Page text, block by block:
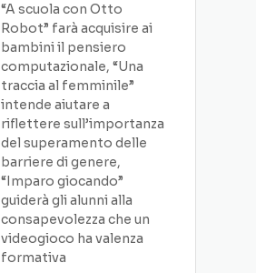
“A scuola con Otto
Robot” farà acquisire ai
bambini il pensiero
computazionale, “Una
traccia al femminile”
intende aiutare a
riflettere sull’importanza
del superamento delle
barriere di genere,
“Imparo giocando”
guiderà gli alunni alla
consapevolezza che un
videogioco ha valenza
formativa